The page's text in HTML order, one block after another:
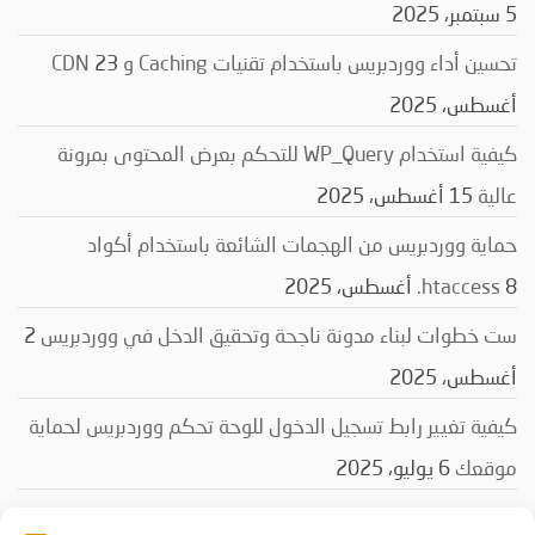
5 سبتمبر، 2025
تحسين أداء ووردبريس باستخدام تقنيات Caching و CDN
23
أغسطس، 2025
كيفية استخدام WP_Query للتحكم بعرض المحتوى بمرونة
عالية 15 أغسطس، 2025
حماية ووردبريس من الهجمات الشائعة باستخدام أكواد
‎.htaccess 8 أغسطس، 2025
ست خطوات لبناء مدونة ناجحة وتحقيق الدخل في ووردبريس 2
أغسطس، 2025
كيفية تغيير رابط تسجيل الدخول للوحة تحكم ووردبريس لحماية
موقعك6 يوليو، 2025